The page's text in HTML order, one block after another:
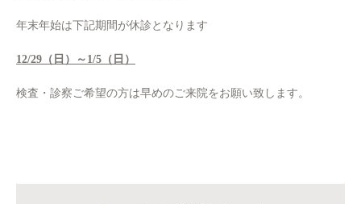
年末年始は下記期間が休診となります
12/29（日）～1/5（日）
検査・診察ご希望の方は早めのご来院をお願い致します。